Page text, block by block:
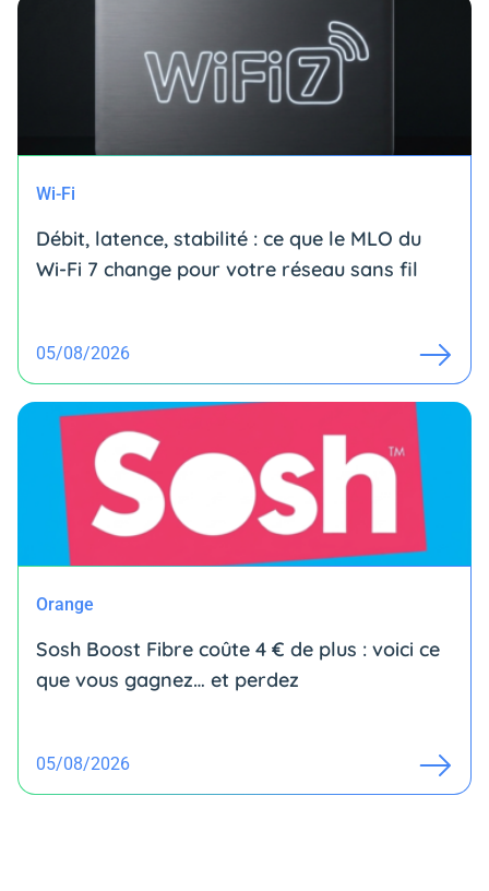
Wi-Fi
Débit, latence, stabilité : ce que le MLO du
Wi-Fi 7 change pour votre réseau sans fil
05/08/2026
Orange
Sosh Boost Fibre coûte 4 € de plus : voici ce
que vous gagnez… et perdez
05/08/2026